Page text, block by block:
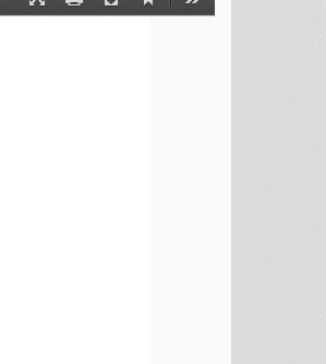
Presentation
Print Download
Current